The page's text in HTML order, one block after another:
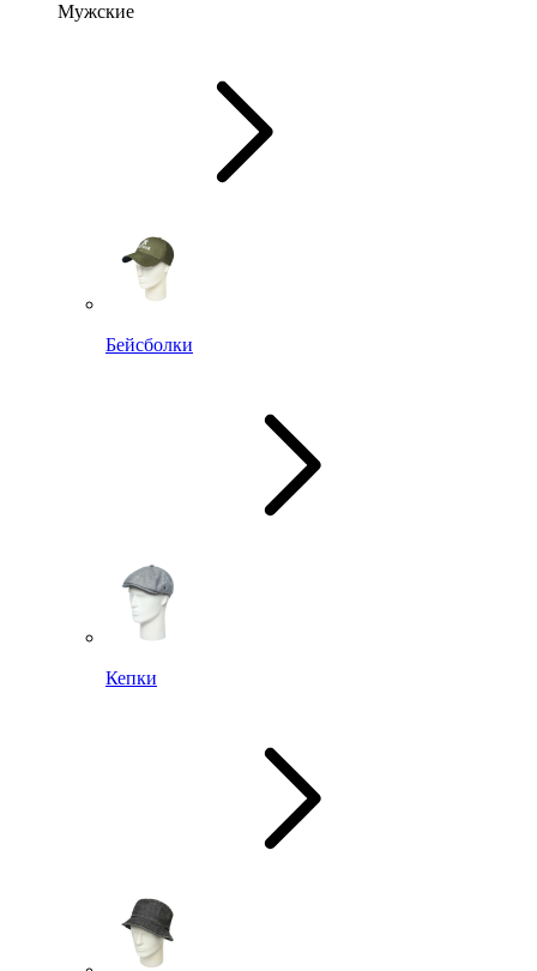
Мужские
Бейсболки
Кепки